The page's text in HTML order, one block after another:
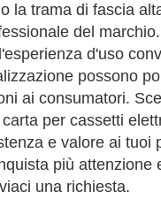
la trama di fascia
del
d'uso
possono
ai consumatori.
carta per cassetti
e valore ai tuoi
più attenzione
una richiesta.